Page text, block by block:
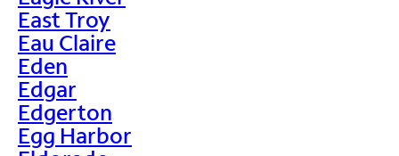
East Troy
Eau Claire
Eden
Edgar
Edgerton
Egg Harbor